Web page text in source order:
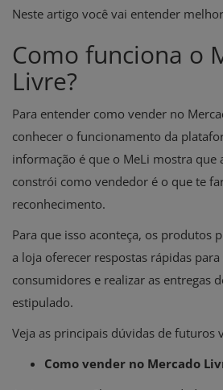
Neste artigo você vai entender
Como funciona o
Livre?
Para entender como vender no
conhecer o funcionamento da
informação é que o MeLi mostra que
constrói como vendedor é o que te
reconhecimento.
Para que isso aconteça, os produtos
a loja oferecer respostas rápidas
consumidores e realizar as entregas
estipulado.
Veja as principais dúvidas de futuros
Como vender no Mercado